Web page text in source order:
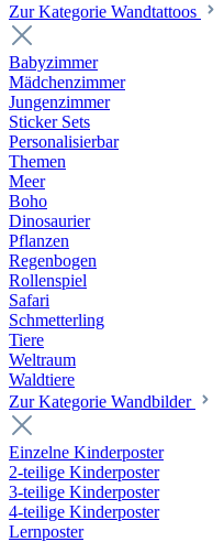
Zur Kategorie Wandtattoos
Babyzimmer
Mädchenzimmer
Jungenzimmer
Sticker Sets
Personalisierbar
Themen
Meer
Boho
Dinosaurier
Pflanzen
Regenbogen
Rollenspiel
Safari
Schmetterling
Tiere
Weltraum
Waldtiere
Zur Kategorie Wandbilder
Einzelne Kinderposter
2-teilige Kinderposter
3-teilige Kinderposter
4-teilige Kinderposter
Lernposter